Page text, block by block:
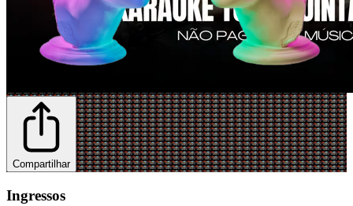
Compartilhar
Ingressos